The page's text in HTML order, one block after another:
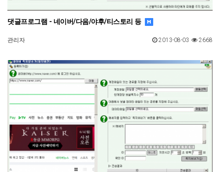
댓글프로그램 - 네이버/다음/야후/티스토리 등
관리자 2668
2013-08-03